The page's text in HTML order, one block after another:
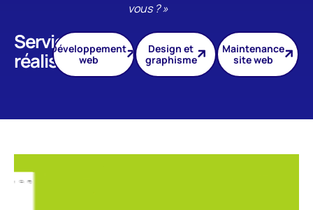
vous ? »
Services
réalisésDéveloppement
web
Design et
graphisme
Maintenance
site web